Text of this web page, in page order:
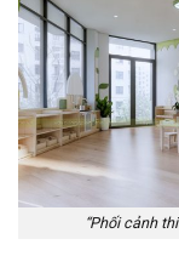
“Phối cảnh